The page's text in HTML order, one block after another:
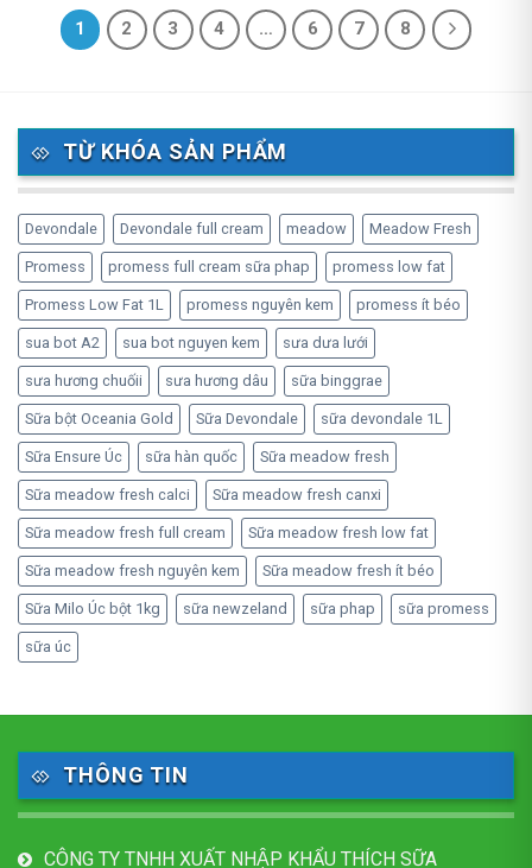
1 2 3 4 … 6 7 8
TỪ KHÓA SẢN PHẨM
Devondale Devondale full cream meadow Meadow Fresh
Promess promess full cream sữa phap promess low fat
Promess Low Fat 1L promess nguyên kem promess ít béo
sua bot A2 sua bot nguyen kem sưa dưa lưới
sưa hương chuốii sưa hương dâu sữa binggrae
Sữa bột Oceania Gold Sữa Devondale sữa devondale 1L
Sữa Ensure Úc sữa hàn quốc Sữa meadow fresh
Sữa meadow fresh calci Sữa meadow fresh canxi
Sữa meadow fresh full cream Sữa meadow fresh low fat
Sữa meadow fresh nguyên kem Sữa meadow fresh ít béo
Sữa Milo Úc bột 1kg sữa newzeland sữa phap sữa promess
sữa úc
THÔNG TIN
CÔNG TY TNHH XUẤT NHẬP KHẨU THÍCH SỮA